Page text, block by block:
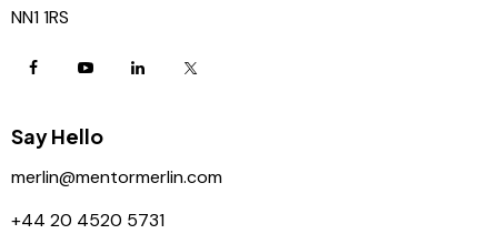
NN1 1RS
Say Hello
merlin@mentormerlin.com
+44 20 4520 5731